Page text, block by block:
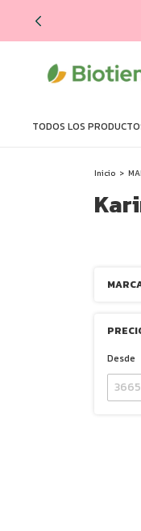
TODOS LOS
Inicio >
Desde